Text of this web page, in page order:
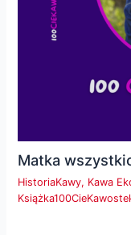
Matka
HistoriaKawy, Kawa